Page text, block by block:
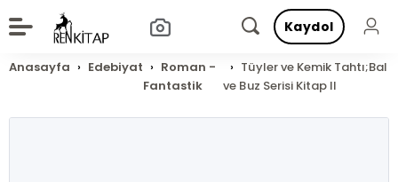
Kaydol
Anasayfa Edebiyat
Roman -
Fantastik
Tüyler ve Kemik Tahtı;Bal
ve Buz Serisi Kitap II